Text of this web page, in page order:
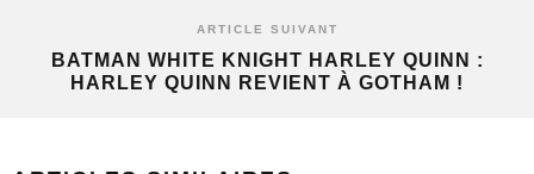
ARTICLE SUIVANT
BATMAN WHITE KNIGHT HARLEY QUINN :
HARLEY QUINN REVIENT À GOTHAM !